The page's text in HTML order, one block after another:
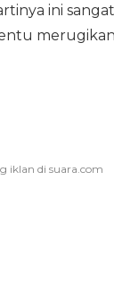
ini